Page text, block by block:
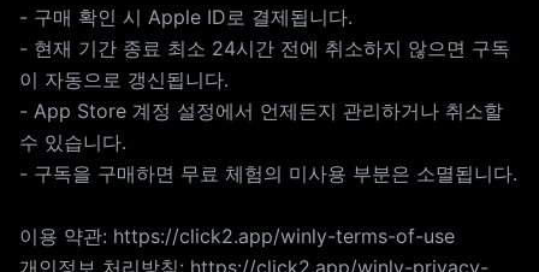
- 구매 확인 시 Apple ID로 결제됩니다.
- 현재 기간 종료 최소 24시간 전에 취소하지 않으면 구독
이 자동으로 갱신됩니다.
- App Store 계정 설정에서 언제든지 관리하거나 취소할
수 있습니다.
- 구독을 구매하면 무료 체험의 미사용 부분은 소멸됩니다.
이용 약관: https://click2.app/winly-terms-of-use
개인정보 처리방침: https://click2.app/winly-privacy-